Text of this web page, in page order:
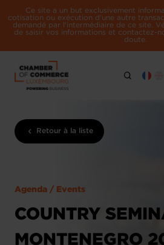
Ce site a un but exclusivement
cotisation ou exécution d'une autre
demandé par l'intermédiaire de ce site.
de saisir vos informations et contactez-
doute.
Retour à la liste
Agenda / Events
COUNTRY
MONTENEGRO